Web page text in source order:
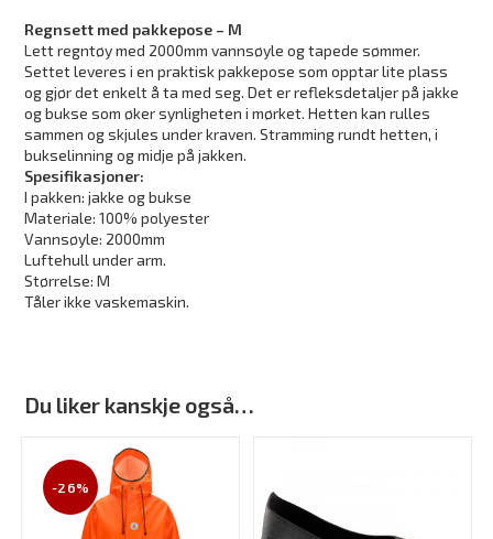
Regnsett med pakkepose – M
Lett regntøy med 2000mm vannsøyle og tapede sømmer.
Settet leveres i en praktisk pakkepose som opptar lite plass
og gjør det enkelt å ta med seg. Det er refleksdetaljer på jakke
og bukse som øker synligheten i mørket. Hetten kan rulles
sammen og skjules under kraven. Stramming rundt hetten, i
bukselinning og midje på jakken.
Spesifikasjoner:
I pakken: jakke og bukse
Materiale: 100% polyester
Vannsøyle: 2000mm
Luftehull under arm.
Størrelse: M
Tåler ikke vaskemaskin.
Du liker kanskje også…
-26%